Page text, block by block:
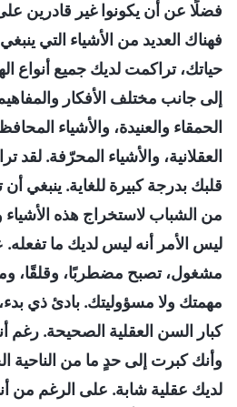
فضلًا عن أن يكونوا غير قادرين
فهناك العديد من الأشياء التي
حياتك، تراكمت لديك جميع أنواع
إلى جانب مختلف الأفكار والمفاهيم
الحمقاء والعنيدة، والأشياء
العقلانية، والأشياء المحرّفة. لقد
قلبك بدرجة كبيرة للغاية. ينبغي
من الشباب لاستخراج هذه الأشياء
ليس الأمر أنه ليس لديك ما تفعله.
مشغول، تصبح مضطربًا، وقلقًا،
مهمتك ولا مسؤوليتك. بادئ ذي
كبار السن العقلية الصحيحة. رغم
وأنك كبرت إلى حدٍ ما من الناحية
لديك عقلية شابة. على الرغم من